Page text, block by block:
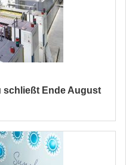
schließt Ende August